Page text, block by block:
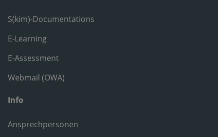
S(kim)-Documentations
E-Learning
E-Assessment
Webmail (OWA)
Info
Ansprechpersonen